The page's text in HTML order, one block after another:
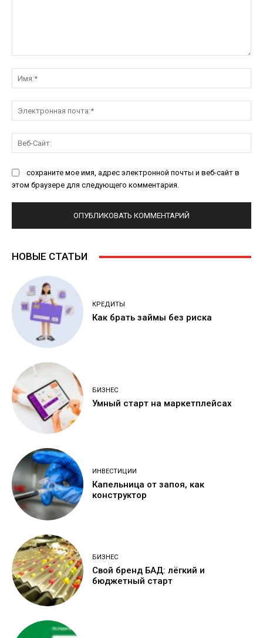
сохраните мое имя, адрес электронной почты и веб-сайт в
этом браузере для следующего комментария.
НОВЫЕ СТАТЬИ
КРЕДИТЫ
Как брать займы без риска
БИЗНЕС
Умный старт на маркетплейсах
ИНВЕСТИЦИИ
Капельница от запоя, как
конструктор
БИЗНЕС
Свой бренд БАД: лёгкий и
бюджетный старт